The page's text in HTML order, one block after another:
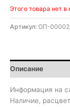
Этого товара нет в
Артикул: ОП-
Описание
Информация на
Наличие,